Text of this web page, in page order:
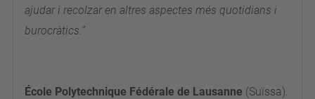
ajudar i recolzar en altres aspectes més quotidians i
burocràtics.”
École Polytechnique Fédérale de Lausanne (Suïssa).